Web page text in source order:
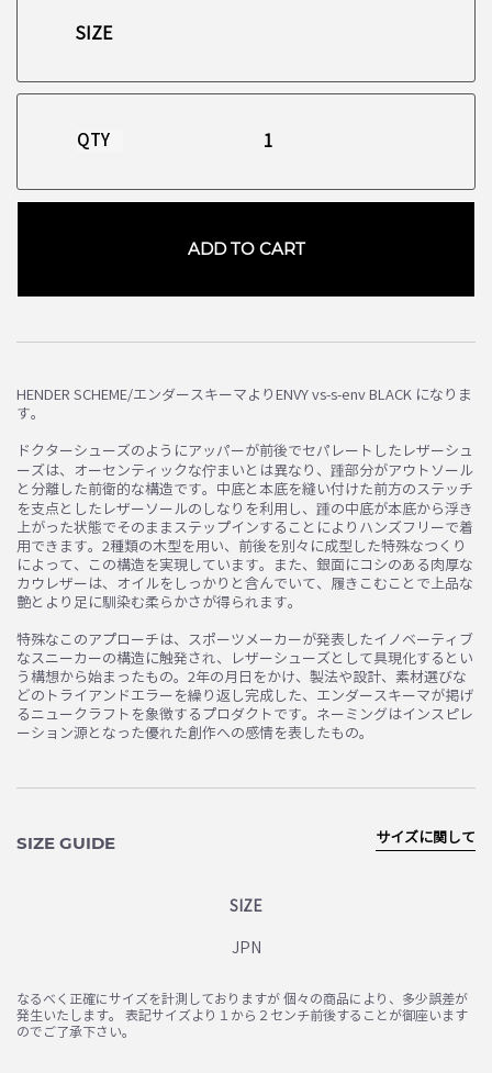
QTY
ADD TO CART
HENDER SCHEME/エンダースキーマよりENVY vs-s-env BLACK になりま
す。
ドクターシューズのようにアッパーが前後でセパレートしたレザーシュ
ーズは、オーセンティックな佇まいとは異なり、踵部分がアウトソール
と分離した前衛的な構造です。中底と本底を縫い付けた前方のステッチ
を支点としたレザーソールのしなりを利用し、踵の中底が本底から浮き
上がった状態でそのままステップインすることによりハンズフリーで着
用できます。2種類の木型を用い、前後を別々に成型した特殊なつくり
によって、この構造を実現しています。また、銀面にコシのある肉厚な
カウレザーは、オイルをしっかりと含んでいて、履きこむことで上品な
艶とより足に馴染む柔らかさが得られます。
特殊なこのアプローチは、スポーツメーカーが発表したイノベーティブ
なスニーカーの構造に触発され、レザーシューズとして具現化するとい
う構想から始まったもの。2年の月日をかけ、製法や設計、素材選びな
どのトライアンドエラーを繰り返し完成した、エンダースキーマが掲げ
るニュークラフトを象徴するプロダクトです。ネーミングはインスピレ
ーション源となった優れた創作への感情を表したもの。
SIZE GUIDE
SIZE
JPN
サイズに関して
なるべく正確にサイズを計測しておりますが 個々の商品により、多少誤差が
発生いたします。 表記サイズより１から２センチ前後することが御座います
のでご了承下さい。
お買い物を続ける カートへ進む